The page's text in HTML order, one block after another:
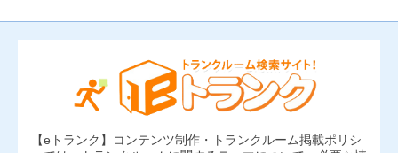
【eトランク】コンテンツ制作・トランクルーム掲載ポリシ